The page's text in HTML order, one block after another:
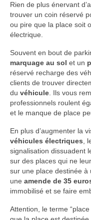
Rien de plus énervant
trouver un coin réservé
ou pire que la place soit
électrique.
Souvent en bout de
marquage au sol et un
réservé recharge des
clients de trouver
du véhicule . Ils vous
professionnels roulent
et le manque de place
En plus d’augmenter la
véhicules électriques ,
signalisation dissuadent
sur des places qui ne
sur une place destinée
une amende de 35
immobilisé et se faire
Attention, le terme